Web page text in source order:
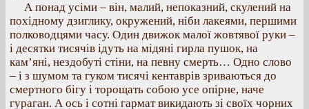
А понад усіми – він, малий, непоказний, скулений на
похідному дзиглику, окружений, ніби лакеями, першими
полководцями часу. Один движок малої жовтявої руки –
і десятки тисячів ідуть на мідяні гирла пушок, на
кам’яні, нездобуті стіни, на певну смерть… Одно слово
– і з шумом та гуком тисячі кентаврів зриваються до
смертного бігу і торощать собою усе опірне, наче
гураган. А ось і сотні гармат викидають зі своїх чорних